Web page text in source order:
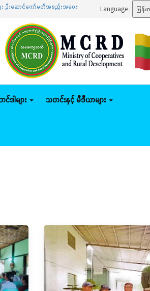
ကော်မတီအစည်းအဝေးသို့ တက်ရောက်....... ပြည်ထောင်စုဝန်ကြီး
Language : မြန်မာ
ါများ သတင်းနှင့် မီဒီယာများ